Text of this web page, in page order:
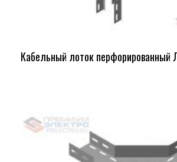
Кабельный лоток перфорированный